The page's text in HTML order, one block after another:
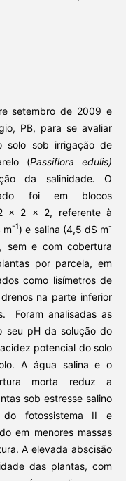
setembro de 2009 e
PB, para se avaliar
solo sob irrigação de
(Passiflora edulis)
da salinidade.O
foi em blocos
2 x 2 x 2, referente à
m-1) e salina (4,5 dS m-
sem e com cobertura
por parcela, em
como lisímetros de
na parte inferior
Foram analisadas as
seu pH da solução do
potencial do solo
A água salina e o
morta reduz a
sob estresse salino
do fotossistema II e
em menores massas
A elevada abscisão
das plantas, com